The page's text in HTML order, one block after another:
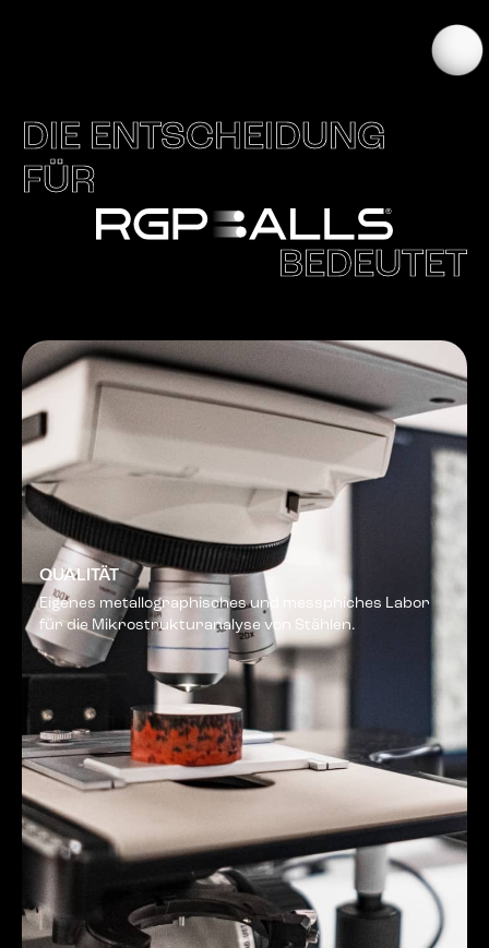
DIE ENTSCHEIDUNG
FÜR
BEDEUTET
QUALITÄT
Eigenes metallographisches und messphiches Labor
für die Mikrostrukturanalyse von Stählen.